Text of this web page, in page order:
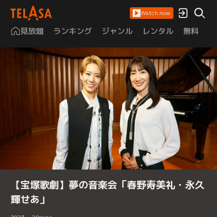
Watch now
見放題 ランキング ジャンル レンタル 無料
【宝塚歌劇】夢の音楽会「春野寿美礼・永久
輝せあ」